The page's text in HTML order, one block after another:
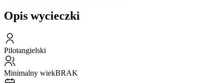
Opis wycieczki
Pilotangielski
Minimalny wiekBRAK